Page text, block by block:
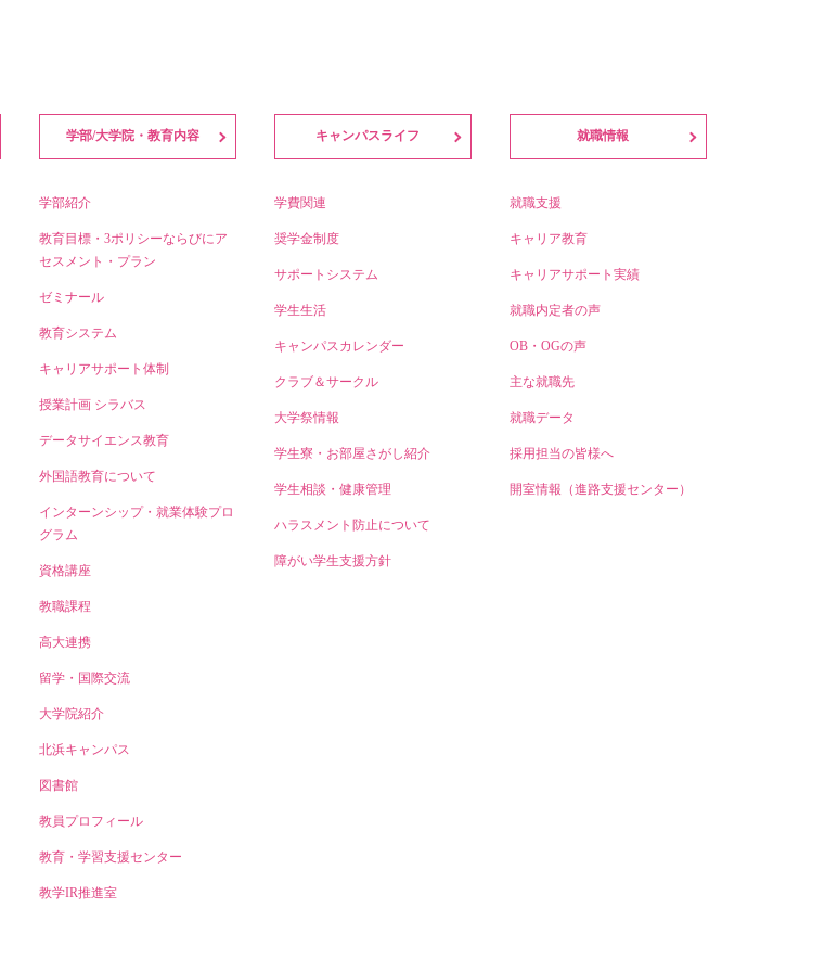
学部/大学院・教育内容
学部紹介
教育目標・3ポリシーならびにア
セスメント・プラン
ゼミナール
教育システム
キャリアサポート体制
授業計画 シラバス
データサイエンス教育
外国語教育について
インターンシップ・就業体験プロ
グラム
資格講座
教職課程
高大連携
留学・国際交流
大学院紹介
北浜キャンパス
図書館
教員プロフィール
教育・学習支援センター
教学IR推進室
キャンパスライフ
学費関連
奨学金制度
サポートシステム
学生生活
キャンパスカレンダー
クラブ＆サークル
大学祭情報
学生寮・お部屋さがし紹介
学生相談・健康管理
ハラスメント防止について
障がい学生支援方針
就職情報
就職支援
キャリア教育
キャリアサポート実績
就職内定者の声
OB・OGの声
主な就職先
就職データ
採用担当の皆様へ
開室情報（進路支援センター）